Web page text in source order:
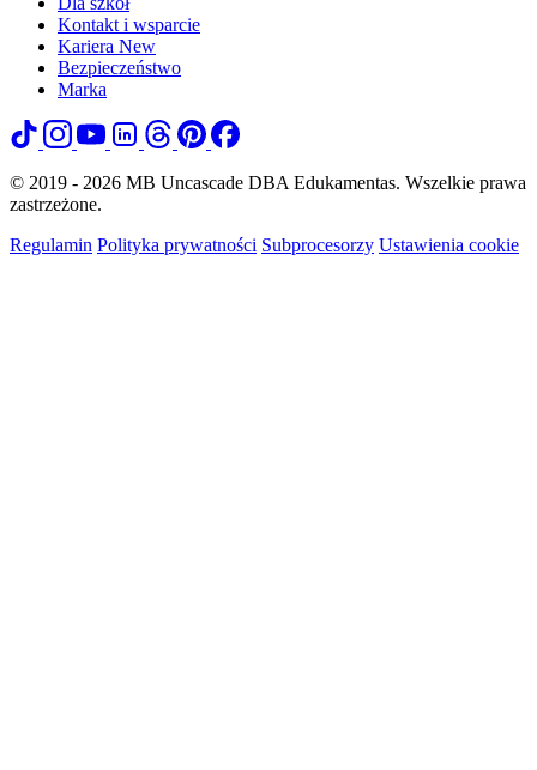
Kontakt i wsparcie
Kariera New
Bezpieczeństwo
Marka
© 2019 - 2026 MB Uncascade DBA Edukamentas. Wszelkie prawa
zastrzeżone.
Regulamin Polityka prywatności Subprocesorzy Ustawienia cookie